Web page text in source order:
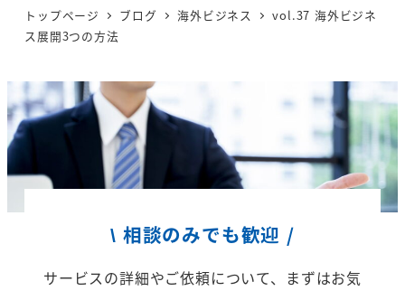
トップページ ブログ 海外ビジネス
vol.37 海外ビジネ
ス展開3つの方法
\ 相談のみでも歓迎 /
サービスの詳細やご依頼について、
まずはお気